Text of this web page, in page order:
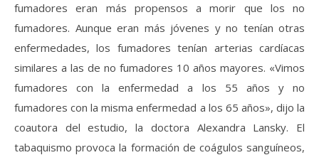
fumadores eran más propensos a morir que los no
fumadores. Aunque eran más jóvenes y no tenían otras
enfermedades, los fumadores tenían arterias cardíacas
similares a las de no fumadores 10 años mayores. «Vimos
fumadores con la enfermedad a los 55 años y no
fumadores con la misma enfermedad a los 65 años», dijo la
coautora del estudio, la doctora Alexandra Lansky. El
tabaquismo provoca la formación de coágulos sanguíneos,